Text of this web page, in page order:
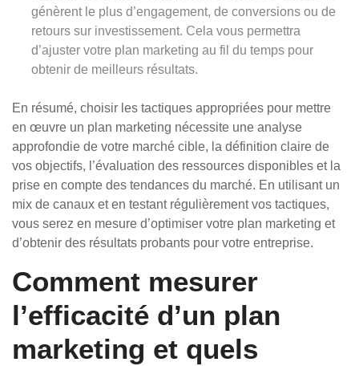
génèrent le plus d’engagement, de conversions ou de
retours sur investissement. Cela vous permettra
d’ajuster votre plan marketing au fil du temps pour
obtenir de meilleurs résultats.
En résumé, choisir les tactiques appropriées pour mettre
en œuvre un plan marketing nécessite une analyse
approfondie de votre marché cible, la définition claire de
vos objectifs, l’évaluation des ressources disponibles et la
prise en compte des tendances du marché. En utilisant un
mix de canaux et en testant régulièrement vos tactiques,
vous serez en mesure d’optimiser votre plan marketing et
d’obtenir des résultats probants pour votre entreprise.
Comment mesurer
l’efficacité d’un plan
marketing et quels